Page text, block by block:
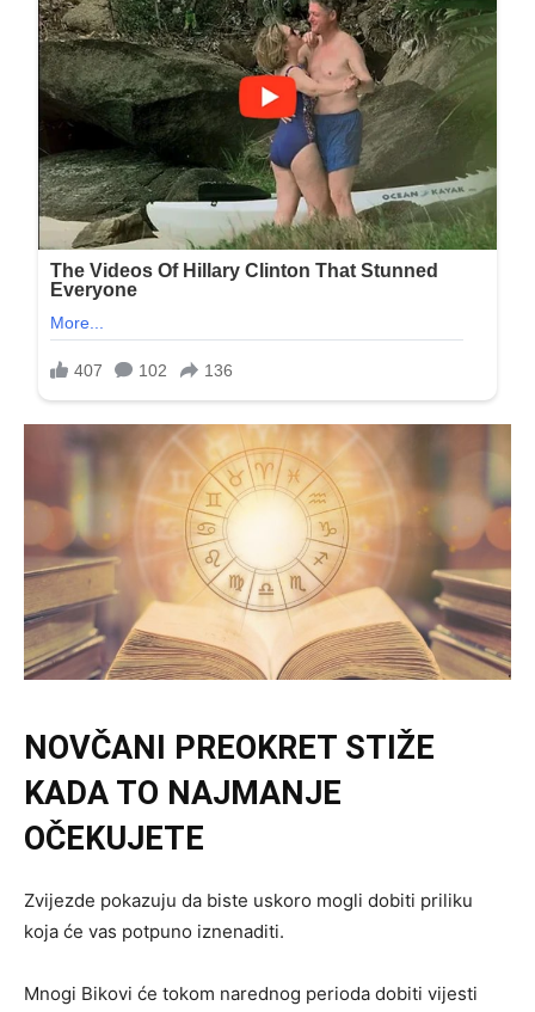
NOVČANI PREOKRET STIŽE
KADA TO NAJMANJE
OČEKUJETE
Zvijezde pokazuju da biste uskoro mogli dobiti priliku
koja će vas potpuno iznenaditi.
Mnogi Bikovi će tokom narednog perioda dobiti vijesti